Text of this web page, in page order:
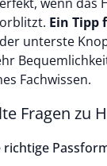
Ein Tipp
unterste
Fachwissen.
Fragen zu